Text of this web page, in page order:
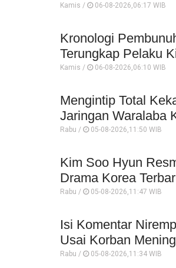
Kamis / 06-08-2026,06:17 WIB
Kronologi
Terungkap Pelaku
Kamis / 06-08-2026,06:10 WIB
Mengintip Total
Jaringan Waralaba
Rabu / 05-08-2026,11:50 WIB
Kim Soo Hyun
Drama Korea
Rabu / 05-08-2026,11:47 WIB
Isi Komentar
Usai Korban
Rabu / 05-08-2026,11:34 WIB